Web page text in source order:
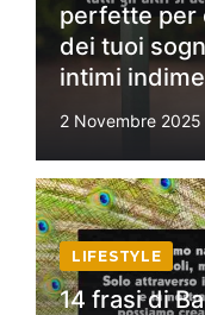
perfette per
dei tuoi
intimi
2 Novembre 2025
LIFESTYLE
14 frasi di